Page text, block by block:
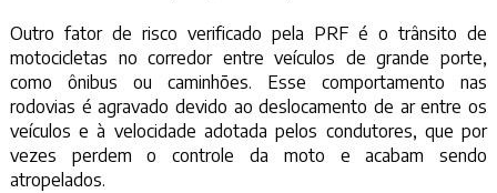
Outro fator de risco verificado pela PRF é o trânsito de
motocicletas no corredor entre veículos de grande porte,
como ônibus ou caminhões. Esse comportamento nas
rodovias é agravado devido ao deslocamento de ar entre os
veículos e à velocidade adotada pelos condutores, que por
vezes perdem o controle da moto e acabam sendo
atropelados.